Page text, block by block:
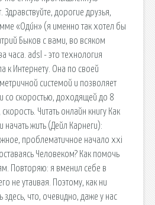
дорогие друзья,
«Оди́н» (я именно так хотел бы
Быков с вами, во всяком
часа. adsl - это технология
к Интернету. Она по своей
системой и позволяет
со скоростью, доходящей до 8
Читать онлайн книгу Как
начать жить (Дейл Карнеги):
проблематичное начало xxi
Человеком? Как помочь
Повторяю: я вменил себе в
не утаивая. Поэтому, как ни
здесь, что, очевидно, даже у нас